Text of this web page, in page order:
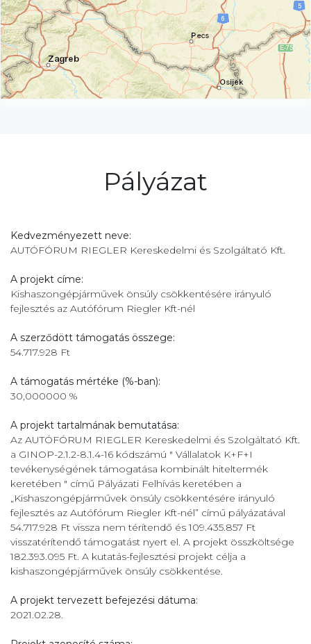
Pályázat
Kedvezményezett neve:
AUTÓFÓRUM RIEGLER Kereskedelmi és Szolgáltató Kft.
A projekt címe:
Kishaszongépjárművek önsúly csökkentésére irányuló
fejlesztés az Autófórum Riegler Kft-nél
A szerződött támogatás összege:
54.717.928 Ft
A támogatás mértéke (%-ban):
30,000000 %
A projekt tartalmának bemutatása:
Az AUTÓFÓRUM RIEGLER Kereskedelmi és Szolgáltató Kft.
a GINOP-2.1.2-8.1.4-16 kódszámú " Vállalatok K+F+I
tevékenységének támogatása kombinált hiteltermék
keretében " című Pályázati Felhívás keretében a
„Kishaszongépjárművek önsúly csökkentésére irányuló
fejlesztés az Autófórum Riegler Kft-nél” című pályázatával
54.717.928 Ft vissza nem térítendő és 109.435.857 Ft
visszatérítendő támogatást nyert el. A projekt összköltsége
182.393.095 Ft. A kutatás-fejlesztési projekt célja a
kishaszongépjárművek önsúly csökkentése.
A projekt tervezett befejezési dátuma:
2021.02.28.